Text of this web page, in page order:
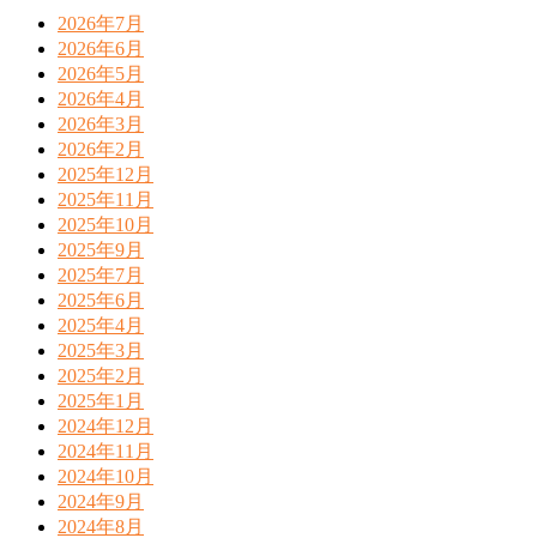
2026年7月
2026年6月
2026年5月
2026年4月
2026年3月
2026年2月
2025年12月
2025年11月
2025年10月
2025年9月
2025年7月
2025年6月
2025年4月
2025年3月
2025年2月
2025年1月
2024年12月
2024年11月
2024年10月
2024年9月
2024年8月